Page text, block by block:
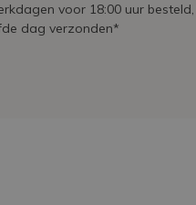
voor 18:00 uur besteld,
dag verzonden*